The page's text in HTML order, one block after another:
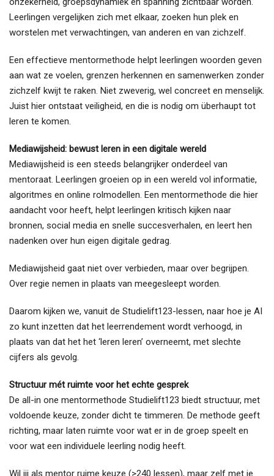
Leerlingen vergelijken zich met elkaar, zoeken hun plek en
worstelen met verwachtingen, van anderen en van zichzelf.
Een effectieve mentormethode helpt leerlingen woorden geven
aan wat ze voelen, grenzen herkennen en samenwerken zonder
zichzelf kwijt te raken. Niet zweverig, wel concreet en menselijk.
Juist hier ontstaat veiligheid, en die is nodig om überhaupt tot
leren te komen.
Mediawijsheid: bewust leren in een digitale wereld
Mediawijsheid is een steeds belangrijker onderdeel van
mentoraat. Leerlingen groeien op in een wereld vol informatie,
algoritmes en online rolmodellen. Een mentormethode die hier
aandacht voor heeft, helpt leerlingen kritisch kijken naar
bronnen, social media en snelle succesverhalen, en leert hen
nadenken over hun eigen digitale gedrag.
Mediawijsheid gaat niet over verbieden, maar over begrijpen.
Over regie nemen in plaats van meegesleept worden.
Daarom kijken we, vanuit de Studielift123-lessen, naar hoe je AI
zo kunt inzetten dat het leerrendement wordt verhoogd, in
plaats van dat het het ‘leren leren’ overneemt, met slechte
cijfers als gevolg.
Structuur mét ruimte voor het echte gesprek
De all-in one mentormethode Studielift123 biedt structuur, met
voldoende keuze, zonder dicht te timmeren. De methode geeft
richting, maar laten ruimte voor wat er in de groep speelt en
voor wat een individuele leerling nodig heeft.
Wil jij als mentor ruime keuze (>240 lessen), maar zelf met je